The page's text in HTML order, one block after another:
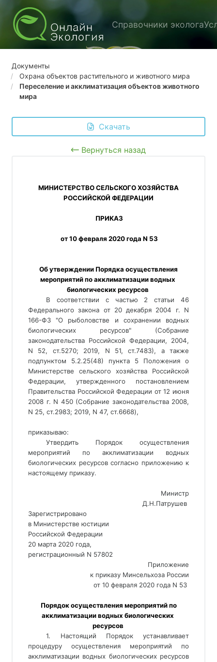
Справочники эколога
Документы
Охрана объектов растительного и животного мира
Переселение и акклиматизация объектов животного
мира
Скачать
Вернуться назад
РОССИЙСКОЙ ФЕДЕРАЦИИ
ПРИКАЗ
от 10 февраля 2020 года N 53
мероприятий по акклиматизации водных
биологических ресурсов
В соответствии с частью 2 статьи 46
Федерального закона от 20 декабря 2004 г. N
166-ФЗ "О рыболовстве и сохранении водных
биологических ресурсов" (Собрание
законодательства Российской Федерации, 2004,
N 52, ст.5270; 2019, N 51, ст.7483), а также
подпунктом 5.2.25(48) пункта 5 Положения о
Министерстве сельского хозяйства Российской
Федерации, утвержденного постановлением
Правительства Российской Федерации от 12 июня
2008 г. N 450 (Собрание законодательства 2008,
N 25, ст.2983; 2019, N 47, ст.6668),
приказываю:
Утвердить Порядок осуществления
мероприятий по акклиматизации водных
биологических ресурсов согласно приложению к
настоящему приказу.
Министр
Д.Н.Патрушев
Зарегистрировано
в Министерстве юстиции
Российской Федерации
20 марта 2020 года,
регистрационный N 57802
Приложение
к приказу Минсельхоза России
от 10 февраля 2020 года N 53
акклиматизации водных биологических
ресурсов
1. Настоящий Порядок устанавливает
процедуру осуществления мероприятий по
акклиматизации водных биологических ресурсов